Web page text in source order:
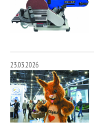
23.03.2026